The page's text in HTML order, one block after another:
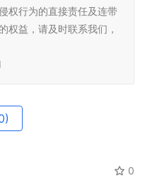
权行为的直接责任及连带
权益，请及时联系我们，
0